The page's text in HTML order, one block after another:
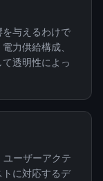
与えるわけで
力供給構成、
透明性によっ
ーザーアクテ
に対応するデ